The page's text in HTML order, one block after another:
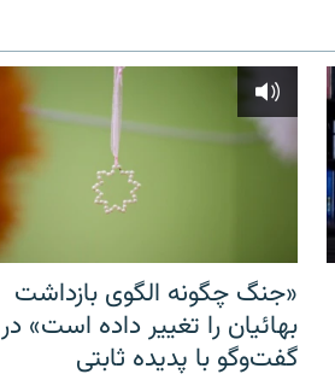
«جنگ چگونه الگوی بازداشت
بهائیان را تغییر داده است» در
گفت‌وگو با پدیده ثابتی